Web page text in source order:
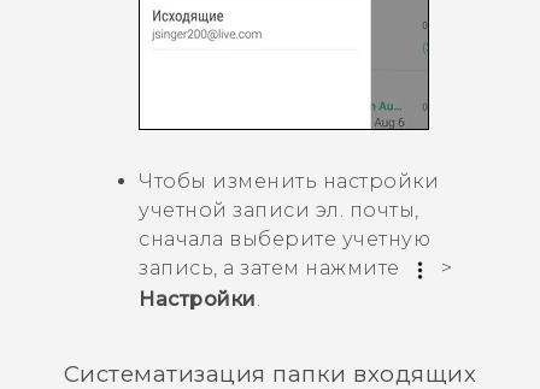
Чтобы изменить настройки
учетной записи эл. почты,
сначала выберите учетную
запись, а затем нажмите
>
Настройки
Систематизация папки входящих